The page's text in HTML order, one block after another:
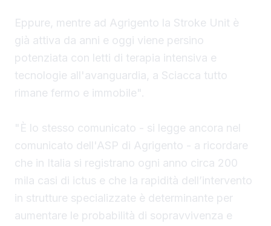
Eppure, mentre ad Agrigento la Stroke Unit è
già attiva da anni e oggi viene persino
potenziata con letti di terapia intensiva e
tecnologie all'avanguardia, a Sciacca tutto
rimane fermo e immobile".
"È lo stesso comunicato - si legge ancora nel
comunicato dell'ASP di Agrigento - a ricordare
che in Italia si registrano ogni anno circa 200
mila casi di ictus e che la rapidità dell’intervento
in strutture specializzate è determinante per
aumentare le probabilità di sopravvivenza e